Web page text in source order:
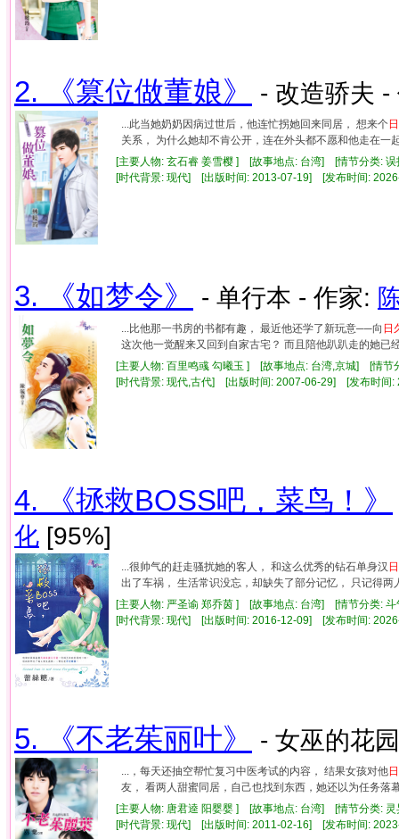
2. 《篡位做董娘》 - 改造骄夫
...此当她奶奶因病过世后，他连忙拐她回来同居， 想来个
关系， 为什么她却不肯公开，连在外头都不愿和他走在一
[主要人物: 玄石睿 姜雪樱 ] [故事地点: 台湾] [情节分类: 误
[时代背景: 现代] [出版时间: 2013-07-19] [发布时间:
3. 《如梦令》 - 单行本 - 作家:
...比他那一书房的书都有趣， 最近他还学了新玩意──向 日
这次他一觉醒来又回到自家古宅？ 而且陪他趴趴走的她已
[主要人物: 百里鸣彧 勾曦玉 ] [故事地点: 台湾,京城] [情节
[时代背景: 现代,古代] [出版时间: 2007-06-29] [发布时
4. 《拯救BOSS吧，菜鸟！》
化 [95%]
...很帅气的赶走骚扰她的客人， 和这么优秀的钻石单身汉
出了车祸， 生活常识没忘，却缺失了部分记忆， 只记得两
[主要人物: 严圣谕 郑乔茵 ] [故事地点: 台湾] [情节分类: 斗
[时代背景: 现代] [出版时间: 2016-12-09] [发布时间:
5. 《不老茱丽叶》 - 女巫的花
...，每天还抽空帮忙复习中医考试的内容， 结果女孩对他
友， 看两人甜蜜同居，自己也找到东西，她还以为任务落
[主要人物: 唐君逵 阳婴婴 ] [故事地点: 台湾] [情节分类: 灵
[时代背景: 现代] [出版时间: 2011-02-16] [发布时间: